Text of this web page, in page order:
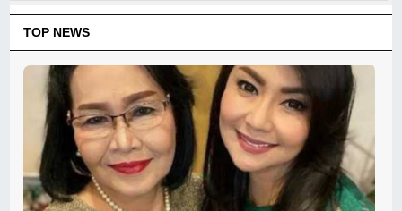
TOP NEWS